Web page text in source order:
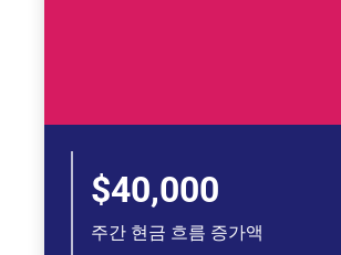
$40,000
주간 현금 흐름 증가액